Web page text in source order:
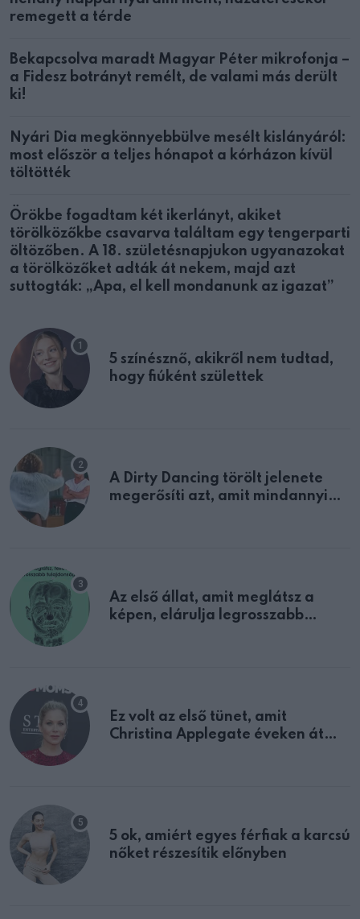
remegett a térde
Bekapcsolva maradt Magyar Péter mikrofonja –
a Fidesz botrányt remélt, de valami más derült
ki!
Nyári Dia megkönnyebbülve mesélt kislányáról:
most először a teljes hónapot a kórházon kívül
töltötték
Örökbe fogadtam két ikerlányt, akiket
törölközőkbe csavarva találtam egy tengerparti
öltözőben. A 18. születésnapjukon ugyanazokat
a törölközőket adták át nekem, majd azt
suttogták: „Apa, el kell mondanunk az igazat”
5 színésznő, akikről nem tudtad,
hogy fiúként születtek
A Dirty Dancing törölt jelenete
megerősíti azt, amit mindannyian
Az első állat, amit meglátsz a
képen, elárulja legrosszabb
Ez volt az első tünet, amit
Christina Applegate éveken át
5 ok, amiért egyes férfiak a karcsú
nőket részesítik előnyben